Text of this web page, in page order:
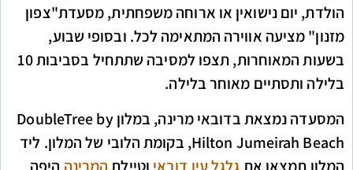
הולדת, יום נישואין או ארוחה משפחתית, מסעדת"צפון
מזנון" מציעה אווירה המתאימה לכל. ובסופי שבוע,
בשעות המאוחרות, תצפו למסיבה שתתחיל בסביבות 10
בלילה ותסתיים מאוחר בלילה.
המסעדה נמצאת בדובאי מרינה, במלון DoubleTree by
Hilton Jumeirah Beach, בקומת הלובי של המלון. ליד